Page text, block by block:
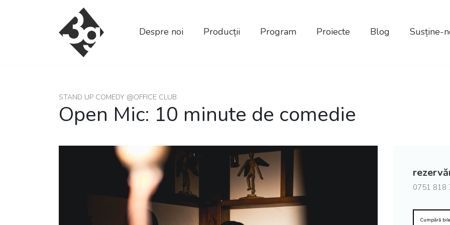
Despre noi Producții Program Proiecte Blog Susține-
STAND UP COMEDY @OFFICE CLUB
Open Mic: 10 minute de comedie
0751 818
Cumpără